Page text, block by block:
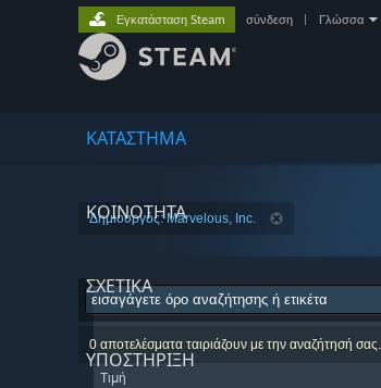
ΚΑΤΑΣΤΗΜΑ
ΚΟΙΝΟΤΗΤΑ
ΣΧΕΤΙΚΆ
ΥΠΟΣΤΗΡΙΞΗ
Εγκατάσταση Steam σύνδεση Γλώσσα
Δημιουργός: Marvelous, Inc.
0 αποτελέσματα ταιριάζουν με την αναζήτησή
Τιμή